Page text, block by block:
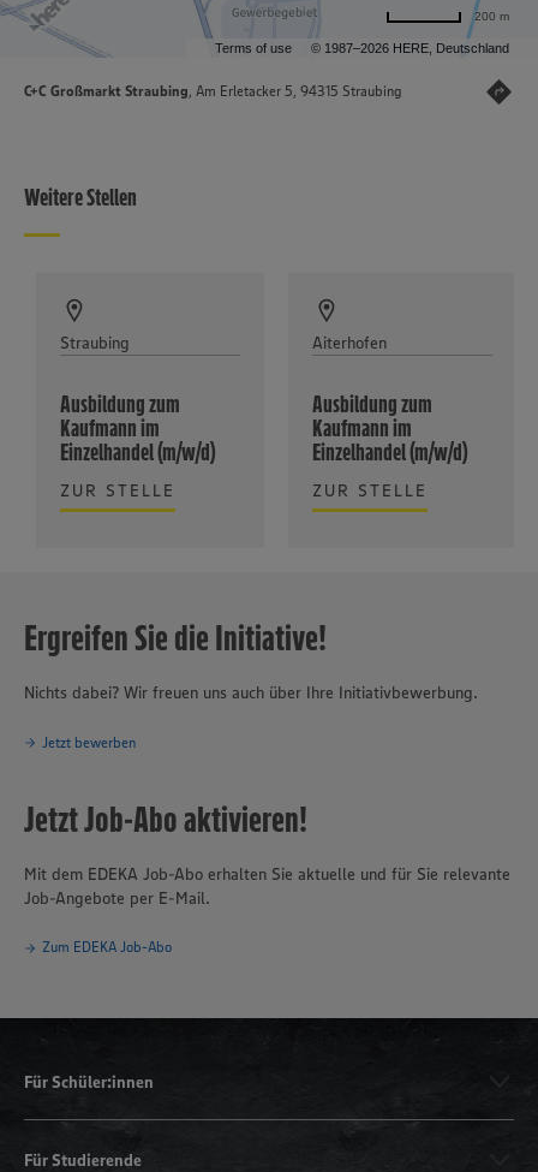
Terms of use © 1987–2026 HERE, Deutschland
200 m
C+C Großmarkt Straubing, Am Erletacker 5, 94315 Straubing
Weitere Stellen
Straubing
Ausbildung zum
Kaufmann im
Einzelhandel (m/w/d)
ZUR STELLE
Aiterhofen
Ausbildung zum
Kaufmann im
Einzelhandel (m/w/d)
ZUR STELLE
Ergreifen Sie die Initiative!
Nichts dabei? Wir freuen uns auch über Ihre Initiativbewerbung.
Jetzt bewerben
Jetzt Job-Abo aktivieren!
Mit dem EDEKA Job-Abo erhalten Sie aktuelle und für Sie relevante
Job-Angebote per E-Mail.
Zum EDEKA Job-Abo
Für Schüler:innen
Für Studierende